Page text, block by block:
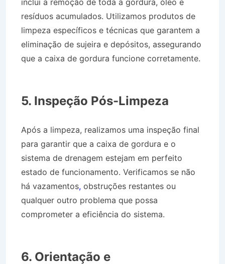
resíduos acumulados. Utilizamos produtos de
limpeza específicos e técnicas que garantem a
eliminação de sujeira e depósitos, assegurando
que a caixa de gordura funcione corretamente.
5. Inspeção Pós-Limpeza
Após a limpeza, realizamos uma inspeção final
para garantir que a caixa de gordura e o
sistema de drenagem estejam em perfeito
estado de funcionamento. Verificamos se não
há vazamentos, obstruções restantes ou
qualquer outro problema que possa
comprometer a eficiência do sistema.
6. Orientação e